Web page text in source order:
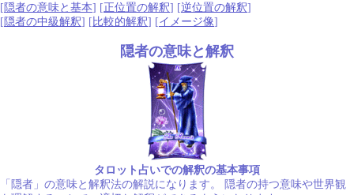
[隠者の意味と基本] [正位置の解釈] [逆位置の解釈]
[隠者の中級解釈] [ 比較的解釈] [イメージ像]
隠者の意味と解釈
タロット占いでの解釈の基本事項
「隠者」の意味と解釈法の解説になります。 隠者の持つ意味や世界観